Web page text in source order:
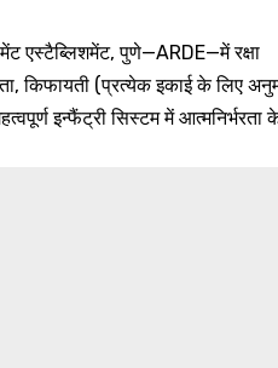
एस्टैब्लिशमेंट, पुणे—ARDE—में रक्षा
किफायती (प्रत्येक इकाई के लिए
इन्फैंट्री सिस्टम में आत्मनिर्भरता